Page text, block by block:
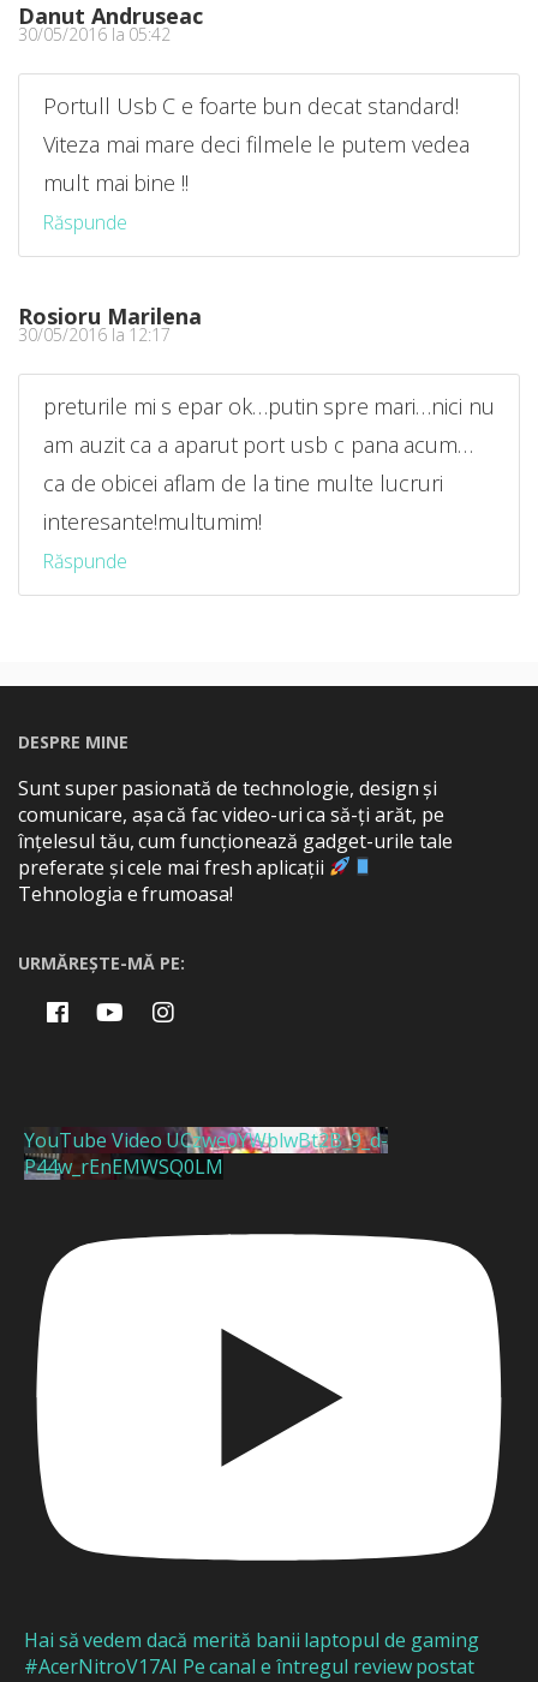
Danut Andruseac
30/05/2016 la 05:42
Portull Usb C e foarte bun decat standard!
Viteza mai mare deci filmele le putem vedea
mult mai bine !!
Răspunde
Rosioru Marilena
30/05/2016 la 12:17
preturile mi s epar ok…putin spre mari…nici nu
am auzit ca a aparut port usb c pana acum…
ca de obicei aflam de la tine multe lucruri
interesante!multumim!
Răspunde
DESPRE MINE
Sunt super pasionată de technologie, design și
comunicare, așa că fac video-uri ca să-ți arăt, pe
înțelesul tău, cum funcționează gadget-urile tale
preferate și cele mai fresh aplicații
Tehnologia e frumoasa!
URMĂREȘTE-MĂ PE:
YouTube Video UCzwe0YWblwBt2B_9_d-
P44w_rEnEMWSQ0LM
Hai să vedem dacă merită banii laptopul de gaming
#AcerNitroV17AI Pe canal e întregul review postat